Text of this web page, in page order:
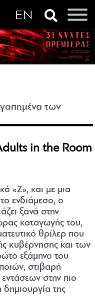
των
in the Room
«Ζ», και με μια
ενδιάμεσο, ο
ξανά στην
καταγωγής του,
θρίλερ που
κυβέρνησης και των
εξάμηνο του
στιβαρή
στην πιο
της